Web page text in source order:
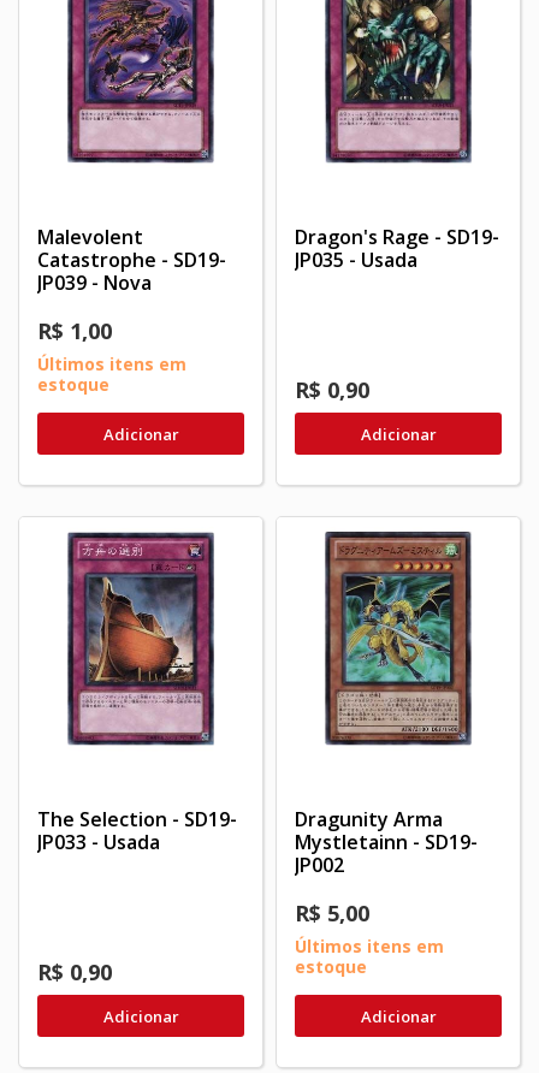
Malevolent
Catastrophe - SD19-
JP039 - Nova
R$ 1,00
Últimos itens em
estoque
Adicionar
Dragon's Rage - SD19-
JP035 - Usada
R$ 0,90
Adicionar
The Selection - SD19-
JP033 - Usada
R$ 0,90
Adicionar
Dragunity Arma
Mystletainn - SD19-
JP002
R$ 5,00
Últimos itens em
estoque
Adicionar